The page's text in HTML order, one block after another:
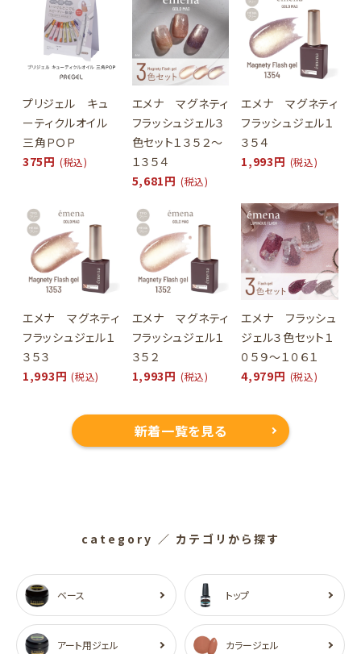
プリジェル キュ
ーティクルオイル
三角ＰＯＰ
375円 (税込)
エメナ マグネティ
フラッシュジェル３
色セット１３５２～
１３５４
5,681円 (税込)
エメナ マグネティ
フラッシュジェル１
３５４
1,993円 (税込)
エメナ マグネティ
フラッシュジェル１
３５３
1,993円 (税込)
エメナ マグネティ
フラッシュジェル１
３５２
1,993円 (税込)
エメナ フラッシュ
ジェル３色セット１
０５９～１０６１
4,979円 (税込)
新着一覧を見る
category ／ カテゴリから探す
ベース トップ
アート用ジェル カラージェル